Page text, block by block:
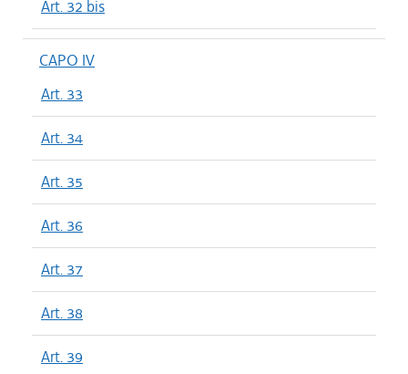
Art. 32 bis
CAPO IV
Art. 33
Art. 34
Art. 35
Art. 36
Art. 37
Art. 38
Art. 39